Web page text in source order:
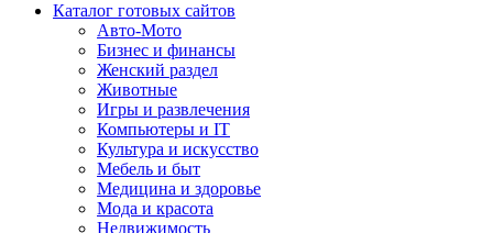
Каталог готовых сайтов
Авто-Мото
Бизнес и финансы
Женский раздел
Животные
Игры и развлечения
Компьютеры и IT
Культура и искусство
Мебель и быт
Медицина и здоровье
Мода и красота
Недвижимость